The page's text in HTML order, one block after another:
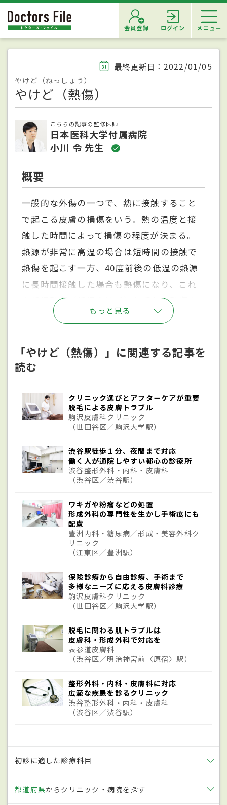
会員登録 ログイン メニュー
最終更新日：2022/01/05
やけど（ねっしょう）
やけど（熱傷）
こちらの記事の監修医師
日本医科大学付属病院
小川 令 先生
概要
一般的な外傷の一つで、熱に接触すること
で起こる皮膚の損傷をいう。熱の温度と接
触した時間によって損傷の程度が決まる。
熱源が非常に高温の場合は短時間の接触で
熱傷を起こす一方、40度前後の低温の熱源
に長時間接触した場合も熱傷になり、これ
を低温熱傷（低温やけど）と呼ぶ。熱傷の
程度は深さによって3段階に分けられる。I度
熱傷は皮下組織まで損傷が及ぶものを指
す。I度の熱傷はさらに「浅達性II度熱傷
（浅いII度のやけど）」と「深達性II度熱傷
（深いII度のやけど）に分けられる。熱傷の
深さと範囲によって、治るまでの期間や傷痕
などの後遺症の有無が大きく違ってくる。
原因
熱いお茶、熱湯、天ぷら油といった液体か
ら、ストーブなどの暖房器具、電気ポット
や炊飯器、アイロンといった電器製品が多
い。小児の場合は花火による熱傷もある。
乳幼児の場合は床に置かれた電気ケトルを
倒したり、炊飯器やポットの吹き出し口か
らの蒸気に触れたりして負うケースも少な
くない。低温やけどは、湯たんぽ、電気あ
んか、電気毛布、使い捨てカイロなどに
よって就寝中に受傷することが多い。特殊
による電撃傷や、酸、アルカリ溶液などの薬
品による化学熱傷、放射線の被ばくによる
症状
もっと見る
「やけど（熱傷）」に関連する記事を
読む
クリニック選びとアフターケアが重要
脱毛による皮膚トラブル
駒沢皮膚科クリニック
（世田谷区／駒沢大学駅）
渋谷駅徒歩１分、夜間まで対応
働く人が通院しやすい都心の診療所
渋谷整形外科・内科・皮膚科
（渋谷区／渋谷駅）
ワキガや粉瘤などの処置
形成外科の専門性を生かし手術痕にも
配慮
豊洲内科・糖尿病／形成・美容外科ク
リニック
（江東区／豊洲駅）
保険診療から自由診療、手術まで
多様なニーズに応える皮膚科診療
駒沢皮膚科クリニック
（世田谷区／駒沢大学駅）
脱毛に関わる肌トラブルは
皮膚科・形成外科で対応を
表参道皮膚科
（渋谷区／明治神宮前〈原宿〉駅）
整形外科・内科・皮膚科に対応
広範な疾患を診るクリニック
渋谷整形外科・内科・皮膚科
（渋谷区／渋谷駅）
初診に適した診療科目
都道府県からクリニック・病院を探す